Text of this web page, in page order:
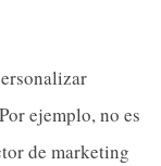
ejemplo, no es
de marketing